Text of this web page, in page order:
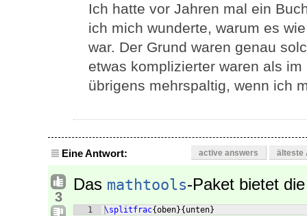
Ich hatte vor Jahren mal ein
ich mich wunderte, warum es
war. Der Grund waren genau
etwas komplizierter waren als
übrigens mehrspaltig, wenn ich
Eine Antwort: active answers älteste
3
Das mathtools-Paket bietet
1 \splitfrac{oben}{ unten}